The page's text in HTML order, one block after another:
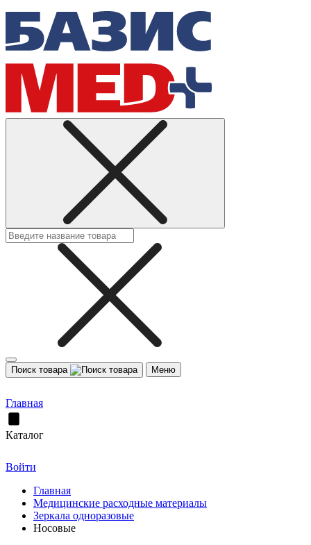
Поиск товара Меню
Главная
Каталог
Войти
Главная
Медицинские расходные материалы
Зеркала одноразовые
Носовые